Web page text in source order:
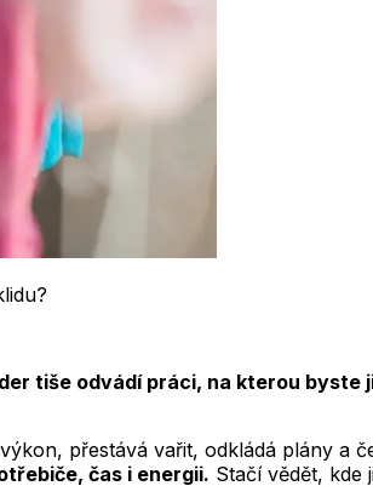
tiše odvádí práci, na kterou
přestává vařit, odkládá plány a
čas i energii. Stačí vědět, kde